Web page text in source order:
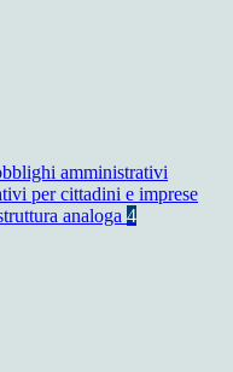
amministrativi
per cittadini e imprese
analoga 4